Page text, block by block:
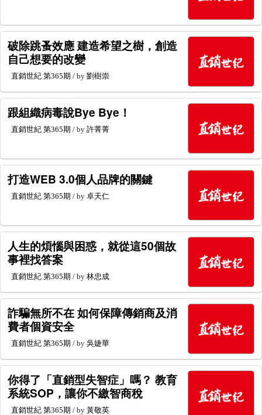
破除跳蚤效應 建造希望之樹，創造
自己想要的改變
直銷世紀 第365期 / by 劉樹崇
跟組織病毒說Bye Bye！
直銷世紀 第365期 / by 許菁菁
打造WEB 3.0個人品牌的關鍵
直銷世紀 第365期 / by 卓天仁
人生的煩惱與困惑，就從這50個故
事裡找答案
直銷世紀 第365期 / by 林忠成
詐騙無所不在 如何保障傳銷商及消
費者個資安全
直銷世紀 第365期 / by 吳婕華
你得了「直銷型失智症」嗎？ 教育
系統SOP，讓你不繳智商稅
直銷世紀 第365期 / by 黃敬英